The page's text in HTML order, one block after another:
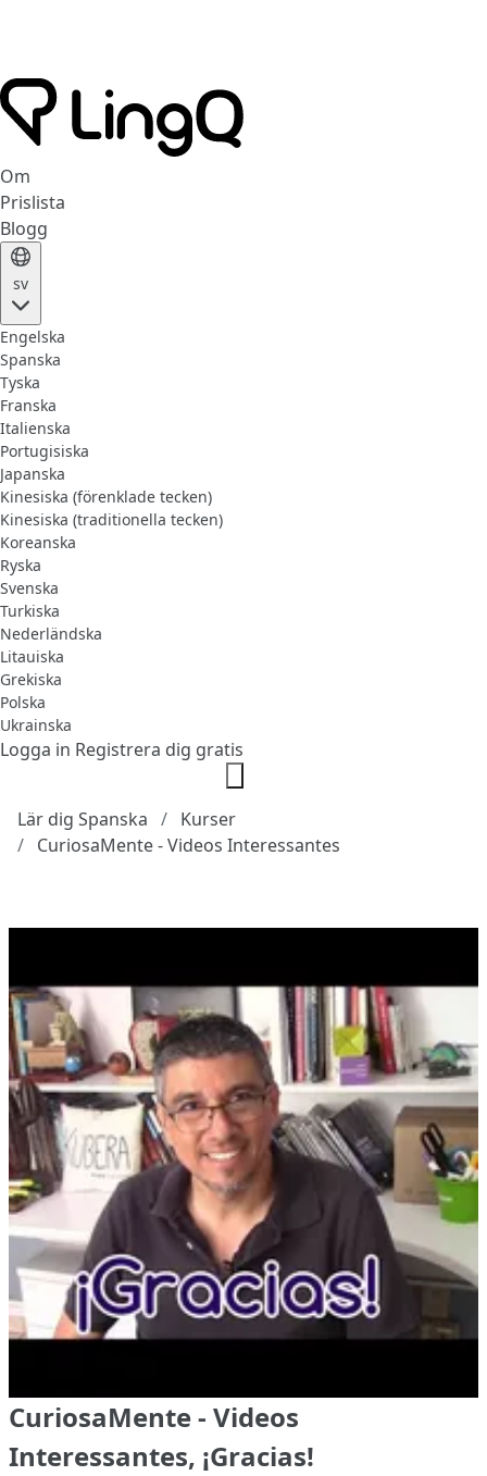
Om
Prislista
Blogg
sv
Engelska
Spanska
Tyska
Franska
Italienska
Portugisiska
Japanska
Kinesiska (förenklade tecken)
Kinesiska (traditionella tecken)
Koreanska
Ryska
Svenska
Turkiska
Nederländska
Litauiska
Grekiska
Polska
Ukrainska
Logga in Registrera dig gratis
Lär dig Spanska
Kurser
CuriosaMente - Videos Interessantes
CuriosaMente - Videos
Interessantes, ¡Gracias!